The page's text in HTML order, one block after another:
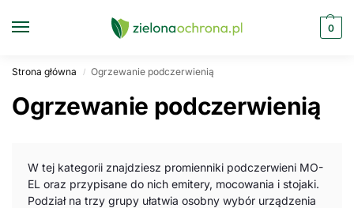
0
Strona główna / Ogrzewanie podczerwienią
Ogrzewanie podczerwienią
W tej kategorii znajdziesz promienniki podczerwieni MO-
EL oraz przypisane do nich emitery, mocowania i stojaki.
Podział na trzy grupy ułatwia osobny wybór urządzenia